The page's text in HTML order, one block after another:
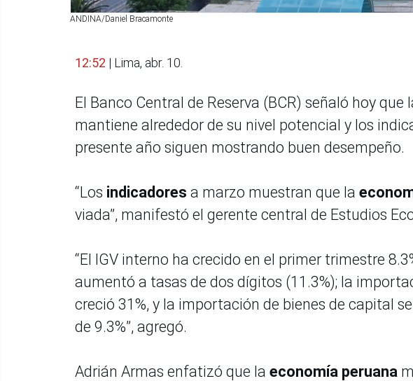
ANDINA/Daniel Bracamonte
12:52 | Lima, abr. 10.
El Banco Central de Reserva (BCR) señaló hoy
mantiene alrededor de su nivel potencial y los
presente año siguen mostrando buen desempeño.
“Los indicadores a marzo muestran que la
viada”, manifestó el gerente central de Estudios
“El IGV interno ha crecido en el primer trimestre
aumentó a tasas de dos dígitos (11.3%); la
creció 31%, y la importación de bienes de capital
de 9.3%”, agregó.
Adrián Armas enfatizó que la economía peruana